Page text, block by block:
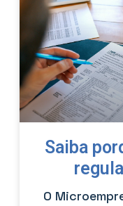
Saiba
O